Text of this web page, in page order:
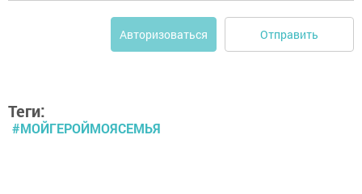
Авторизоваться Отправить
Теги:
#МОЙГЕРОЙМОЯСЕМЬЯ